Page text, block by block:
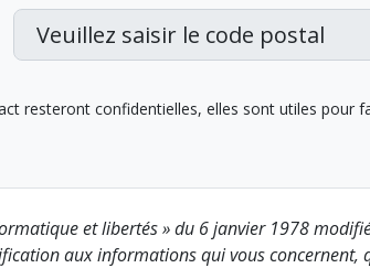
resteront confidentielles, elles sont utiles pour
et libertés » du 6 janvier 1978
aux informations qui vous concernent,